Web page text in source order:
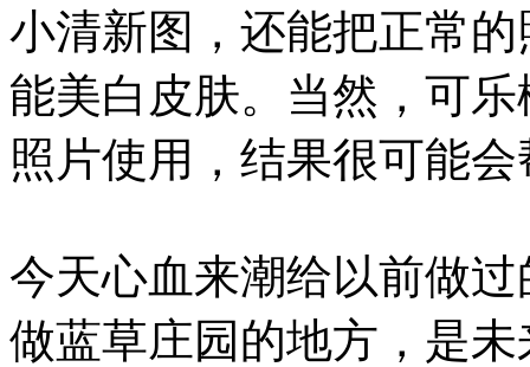
小清新图，还能把正常
能美白皮肤。当然，可
照片使用，结果很可能
今天心血来潮给以前做
做蓝草庄园的地方，是